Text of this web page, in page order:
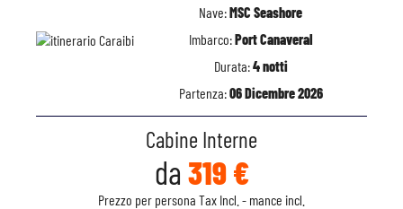
Nave:MSC Seashore
Imbarco:Port Canaveral
Durata:4 notti
Partenza:06 Dicembre 2026
Cabine Interne
da 319 €
Prezzo per persona Tax Incl. - mance incl.